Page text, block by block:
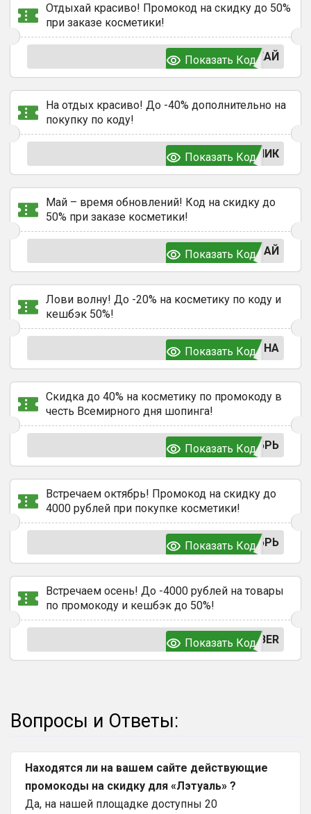
Отдыхай красиво! Промокод на скидку до 50%
при заказе косметики!
ХАЙ
Показать Код
На отдых красиво! До -40% дополнительно на
покупку по коду!
НИК
Показать Код
Май – время обновлений! Код на скидку до
50% при заказе косметики!
МАЙ
Показать Код
Лови волну! До -20% на косметику по коду и
кешбэк 50%!
ЛНА
Показать Код
Скидка до 40% на косметику по промокоду в
честь Всемирного дня шопинга!
БРЬ
Показать Код
Встречаем октябрь! Промокод на скидку до
4000 рублей при покупке косметики!
БРЬ
Показать Код
Встречаем осень! До -4000 рублей на товары
по промокоду и кешбэк до 50%!
BER
Показать Код
Вопросы и Ответы:
Находятся ли на вашем сайте действующие
промокоды на скидку для «Лэтуаль» ?
Да, на нашей площадке доступны 20